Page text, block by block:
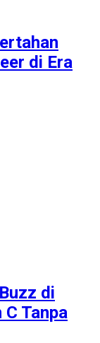
di Era
di
Tanpa